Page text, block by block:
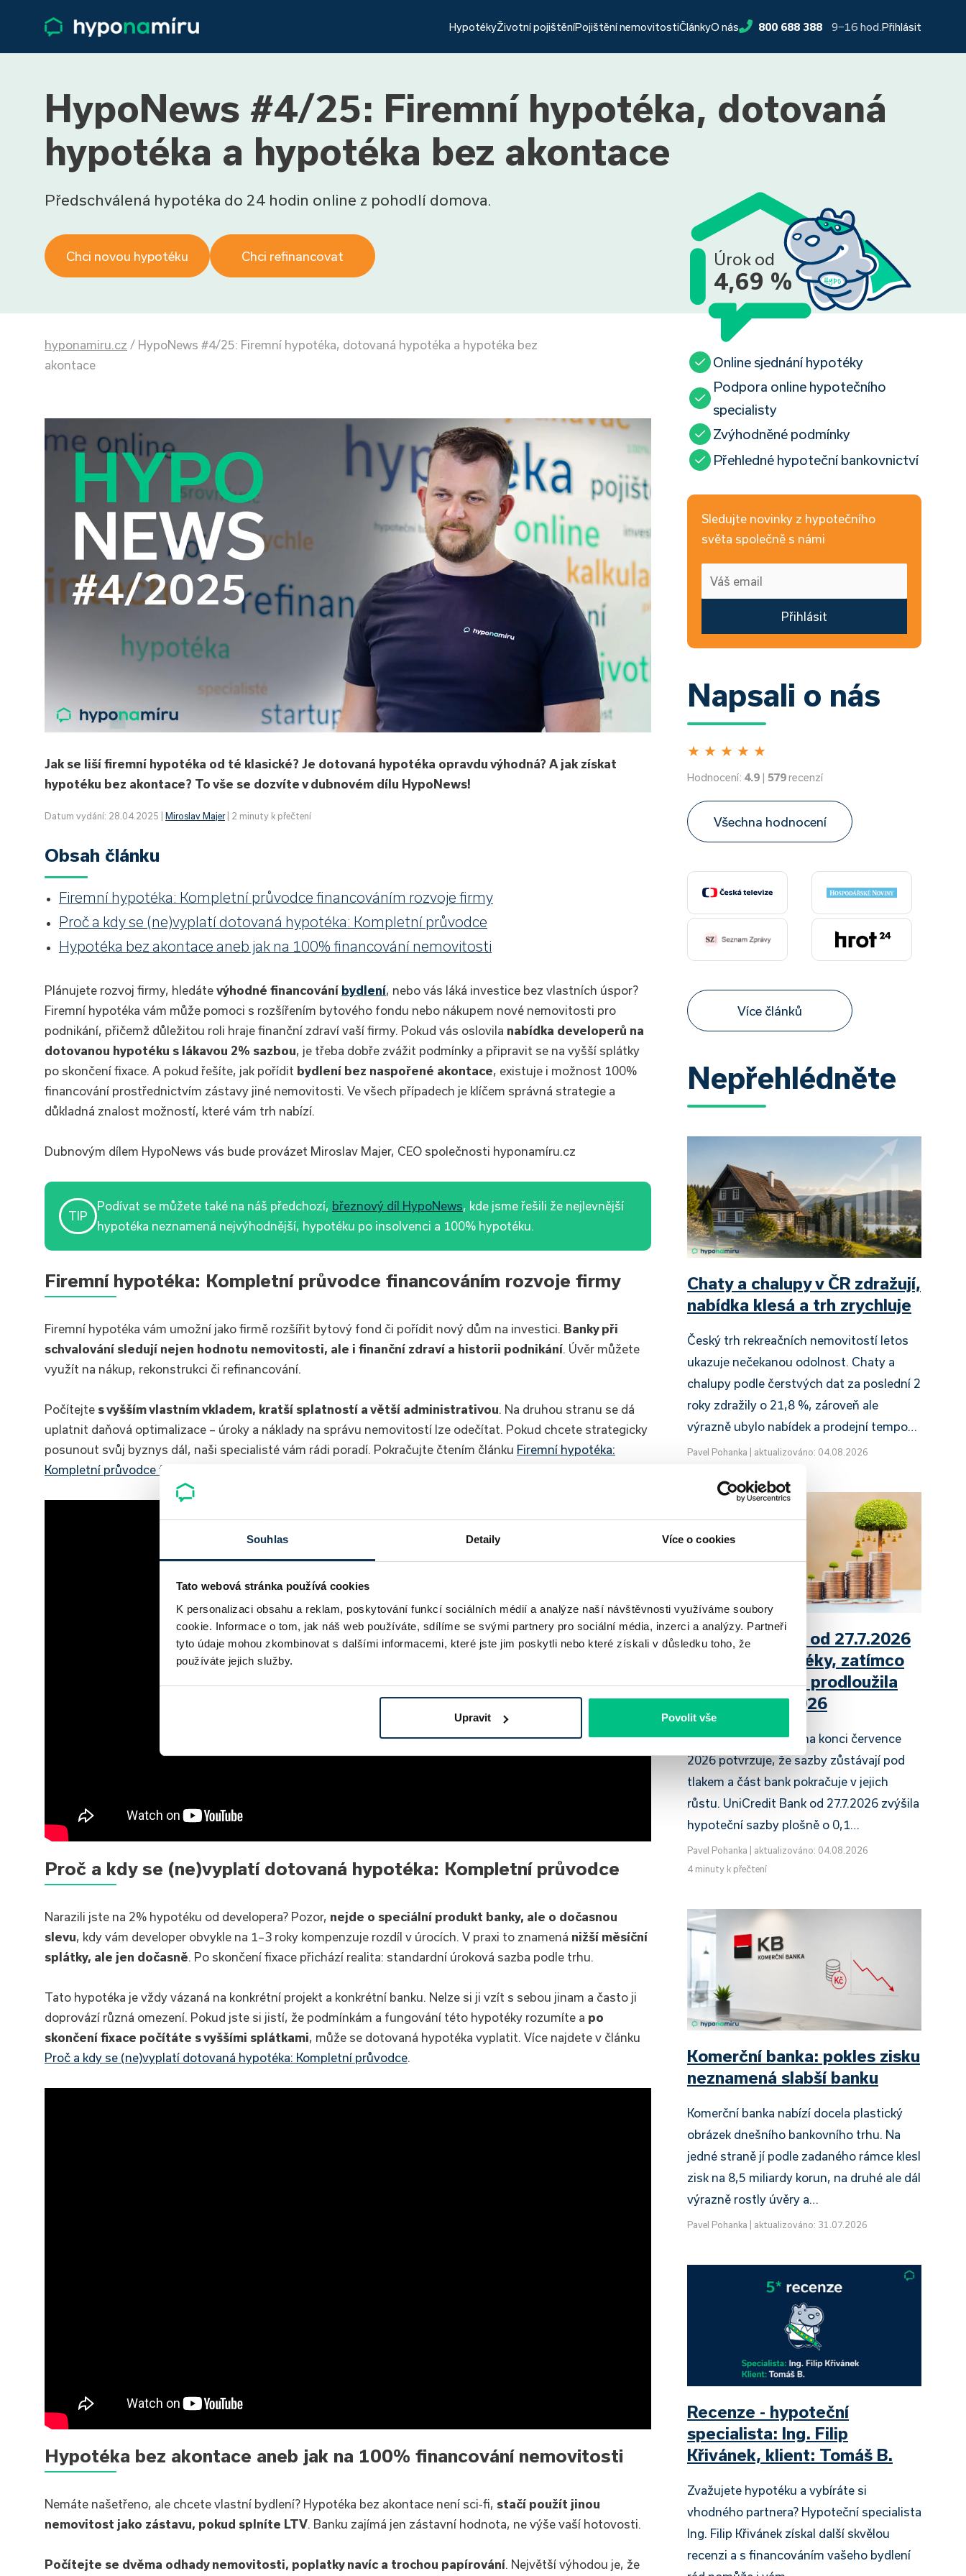
Souhlas Detaily Více o cookies
Tato webová stránka používá cookies
K personalizaci obsahu a reklam, poskytování funkcí sociálních médií a analýze naší návštěvnosti využíváme soubory
cookie. Informace o tom, jak náš web používáte, sdílíme se svými partnery pro sociální média, inzerci a analýzy. Partneři
tyto údaje mohou zkombinovat s dalšími informacemi, které jste jim poskytli nebo které získali v důsledku toho, že
používáte jejich služby.
Upravit Povolit vše
HypotékyŽivotní pojištěníPojištění nemovitostiČlánkyO nás 800 688 388 9−16 hod. Přihlásit
HypoNews #4/25: Firemní hypotéka, dotovaná
hypotéka a hypotéka bez akontace
Předschválená hypotéka do 24 hodin online z pohodlí domova.
Chci novou hypotéku Chci refinancovat Úrok od
4,69 %
hyponamiru.cz / HypoNews #4/25: Firemní hypotéka, dotovaná hypotéka a hypotéka bez
akontace
Jak se liší firemní hypotéka od té klasické? Je dotovaná hypotéka opravdu výhodná? A jak získat
hypotéku bez akontace? To vše se dozvíte v dubnovém dílu HypoNews!
Datum vydání: 28.04.2025 | Miroslav Majer| 2 minuty k přečtení
Obsah článku
Firemní hypotéka: Kompletní průvodce financováním rozvoje firmy
Proč a kdy se (ne)vyplatí dotovaná hypotéka: Kompletní průvodce
Hypotéka bez akontace aneb jak na 100% financování nemovitosti
Plánujete rozvoj firmy, hledáte výhodné financování bydlení, nebo vás láká investice bez vlastních úspor?
Firemní hypotéka vám může pomoci s rozšířením bytového fondu nebo nákupem nové nemovitosti pro
podnikání, přičemž důležitou roli hraje finanční zdraví vaší firmy. Pokud vás oslovila nabídka developerů na
dotovanou hypotéku s lákavou 2% sazbou, je třeba dobře zvážit podmínky a připravit se na vyšší splátky
po skončení fixace. A pokud řešíte, jak pořídit bydlení bez naspořené akontace, existuje i možnost 100%
financování prostřednictvím zástavy jiné nemovitosti. Ve všech případech je klíčem správná strategie a
důkladná znalost možností, které vám trh nabízí.
Dubnovým dílem HypoNews vás bude provázet Miroslav Majer, CEO společnosti hyponamíru.cz
TIP
Podívat se můžete také na náš předchozí, březnový díl HypoNews, kde jsme řešili že nejlevnější
hypotéka neznamená nejvýhodnější, hypotéku po insolvenci a 100% hypotéku.
Firemní hypotéka: Kompletní průvodce financováním rozvoje firmy
Firemní hypotéka vám umožní jako firmě rozšířit bytový fond či pořídit nový dům na investici. Banky při
schvalování sledují nejen hodnotu nemovitosti, ale i finanční zdraví a historii podnikání. Úvěr můžete
využít na nákup, rekonstrukci či refinancování.
Počítejte s vyšším vlastním vkladem, kratší splatností a větší administrativou. Na druhou stranu se dá
uplatnit daňová optimalizace – úroky a náklady na správu nemovitostí lze odečítat. Pokud chcete strategicky
posunout svůj byznys dál, naši specialisté vám rádi poradí. Pokračujte čtením článku Firemní hypotéka:
Kompletní průvodce financováním rozvoje firmy
Proč a kdy se (ne)vyplatí dotovaná hypotéka: Kompletní průvodce
Narazili jste na 2% hypotéku od developera? Pozor, nejde o speciální produkt banky, ale o dočasnou
slevu, kdy vám developer obvykle na 1–3 roky kompenzuje rozdíl v úrocích. V praxi to znamená nižší měsíční
splátky, ale jen dočasně . Po skončení fixace přichází realita: standardní úroková sazba podle trhu.
Tato hypotéka je vždy vázaná na konkrétní projekt a konkrétní banku. Nelze si ji vzít s sebou jinam a často ji
doprovází různá omezení. Pokud jste si jistí, že podmínkám a fungování této hypotéky rozumíte a po
skončení fixace počítáte s vyššími splátkami, může se dotovaná hypotéka vyplatit. Více najdete v článku
Proč a kdy se (ne)vyplatí dotovaná hypotéka: Kompletní průvodce
Hypotéka bez akontace aneb jak na 100% financování nemovitosti
Nemáte našetřeno, ale chcete vlastní bydlení? Hypotéka bez akontace není sci-fi, stačí použít jinou
nemovitost jako zástavu, pokud splníte LTV. Banku zajímá jen zástavní hodnota, ne výše vaší hotovosti.
Počítejte se dvěma odhady nemovitosti, poplatky navíc a trochou papírování. Největší výhodou je, že
Online sjednání hypotéky
Podpora online hypotečního
specialisty
Zvýhodněné podmínky
Přehledné hypoteční bankovnictví
Sledujte novinky z hypotečního
světa společně s námi
Přihlásit
Napsali o nás
★ ★ ★ ★ ★
Hodnocení: 4.9 | 579recenzí
Všechna hodnocení
Více článků
Nepřehlédněte
Chaty a chalupy v ČR zdražují,
nabídka klesá a trh zrychluje
Český trh rekreačních nemovitostí letos
ukazuje nečekanou odolnost. Chaty a
chalupy podle čerstvých dat za poslední 2
roky zdražily o 21,8 %, zároveň ale
výrazně ubylo nabídek a prodejní tempo…
Pavel Pohanka aktualizováno: 04.08.2026
UniCredit Bank od 27.7.2026
zdražuje hypotéky, zatímco
Raiffeisenbank prodloužila
slevu do 6.9.2026
Český hypoteční trh na konci července
2026 potvrzuje, že sazby zůstávají pod
tlakem a část bank pokračuje v jejich
růstu. UniCredit Bank od 27.7.2026 zvýšila
hypoteční sazby plošně o 0,1…
Pavel Pohanka
aktualizováno: 04.08.2026
4 minuty k přečtení
Komerční banka: pokles zisku
neznamená slabší banku
Komerční banka nabízí docela plastický
obrázek dnešního bankovního trhu. Na
jedné straně jí podle zadaného rámce klesl
zisk na 8,5 miliardy korun, na druhé ale dál
výrazně rostly úvěry a…
Pavel Pohanka aktualizováno: 31.07.2026
Recenze - hypoteční
specialista: Ing. Filip
Křivánek, klient: Tomáš B.
Zvažujete hypotéku a vybíráte si
vhodného partnera? Hypoteční specialista
Ing. Filip Křivánek získal další skvělou
recenzi a s financováním vašeho bydlení